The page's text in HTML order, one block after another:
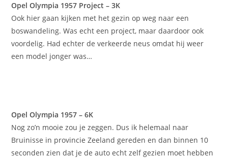
Opel Olympia 1957 Project – 3K
Ook hier gaan kijken met het gezin op weg naar een
boswandeling. Was echt een project, maar daardoor ook
voordelig. Had echter de verkeerde neus omdat hij weer
een model jonger was…
Opel Olympia 1957 – 6K
Nog zo’n mooie zou je zeggen. Dus ik helemaal naar
Bruinisse in provincie Zeeland gereden en dan binnen 10
seconden zien dat je de auto echt zelf gezien moet hebben